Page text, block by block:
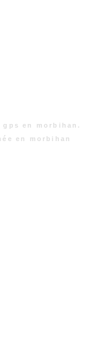
gps en morbihan.
en morbihan